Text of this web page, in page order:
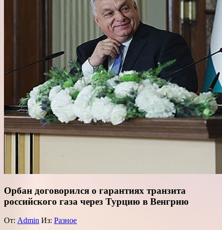
Орбан договорился о гарантиях транзита
российского газа через Турцию в Венгрию
От: Admin Из: Разное